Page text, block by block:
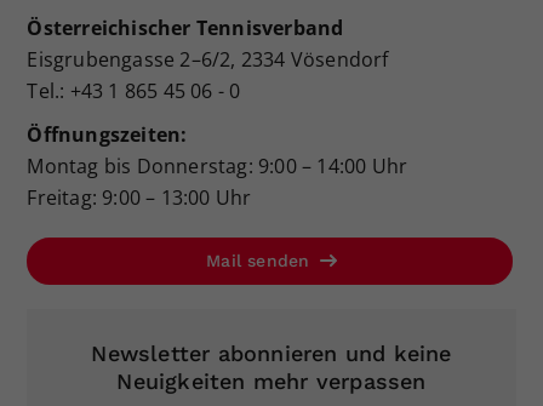
Österreichischer Tennisverband
Eisgrubengasse 2–6/2, 2334 Vösendorf
Tel.: +43 1 865 45 06 - 0
Öffnungszeiten:
Montag bis Donnerstag: 9:00 – 14:00 Uhr
Freitag: 9:00 – 13:00 Uhr
Mail senden
Newsletter abonnieren und keine
Neuigkeiten mehr verpassen